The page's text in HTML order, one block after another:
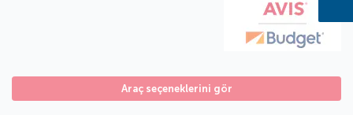
Araç seçeneklerini gör